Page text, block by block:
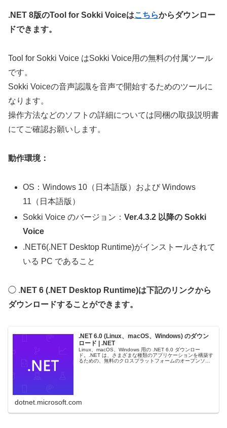
.NET 8版のTool for Sokki Voiceはこちらからダウンロー
ドできます。
Tool for Sokki Voice はSokki Voice用の無料の付属ツール
です。
Sokki Voiceの音声認識を音声で開始するためのツールに
なります。
操作方法などのソフトの詳細については同梱の取扱説明書
にてご確認お願いします。
動作環境：
OS：Windows 10（日本語版）および Windows
11（日本語版）
Sokki Voice のバージョン：Ver.4.3.2 以降の Sokki
Voice
.NET6(.NET Desktop Runtime)がインストールされて
いる PC であること
◯ . NET 6 (.NET Desktop Runtime)は下記のリンクから
ダウンロードすることができます。
.NET 6.0 (Linux、macOS、Windows) のダウン
ロード | .NET
Linux、macOS、Windows 用の .NET 6.0 ダウンロー
ド。.NET は、さまざまな種類のアプリケーションを構築す
るための、無料のクロスプラットフォームのオープンソー
dotnet.microsoft.com